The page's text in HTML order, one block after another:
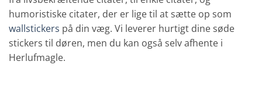
humoristiske citater, der er lige til at sætte op som
wallstickers på din væg. Vi leverer hurtigt dine søde
stickers til døren, men du kan også selv afhente i
Herlufmagle.